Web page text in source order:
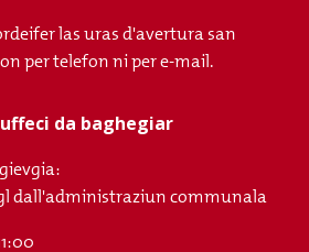
las uras d'avertura san
per telefon ni per e-mail.
da baghegiar
dall'administraziun communala